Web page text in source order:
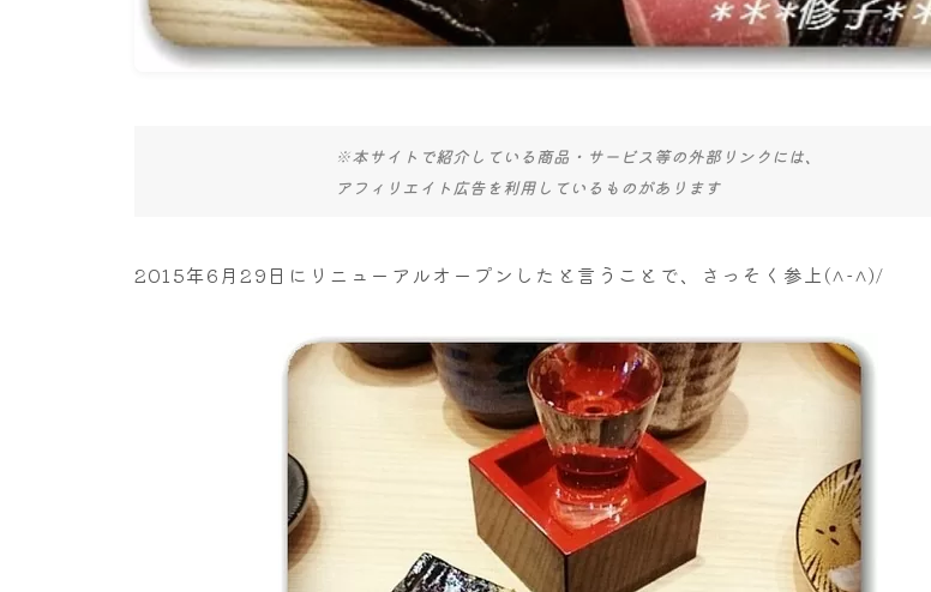
※本サイトで紹介している商品・サービス等の外部リンクには、
アフィリエイト広告を利用しているものがあります
2015年6月29日にリニューアルオープンしたと言うことで、さっそく参上(^-^)/